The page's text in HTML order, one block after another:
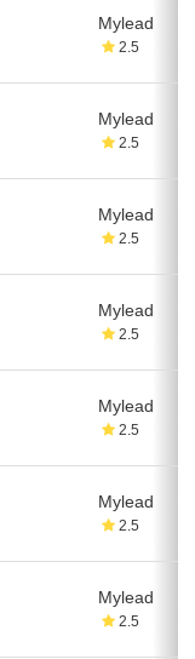
Mylead
2.5
Mylead
2.5
Mylead
2.5
Mylead
2.5
Mylead
2.5
Mylead
2.5
Mylead
2.5